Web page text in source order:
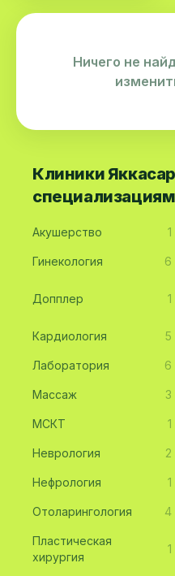
Ничего не
Клиники
специализациям
Акушерство 1
Гинекология 6
Допплер 1
Кардиология 5
Лаборатория 6
Массаж 3
МСКТ 1
Неврология 2
Нефрология 1
Отоларингология 4
Пластическая
хирургия
1